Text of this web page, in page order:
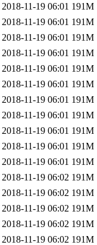
2018-11-19 06:01 191M
2018-11-19 06:01 191M
2018-11-19 06:01 191M
2018-11-19 06:01 191M
2018-11-19 06:01 191M
2018-11-19 06:01 191M
2018-11-19 06:01 191M
2018-11-19 06:01 191M
2018-11-19 06:01 191M
2018-11-19 06:01 191M
2018-11-19 06:01 191M
2018-11-19 06:02 191M
2018-11-19 06:02 191M
2018-11-19 06:02 191M
2018-11-19 06:02 191M
2018-11-19 06:02 191M